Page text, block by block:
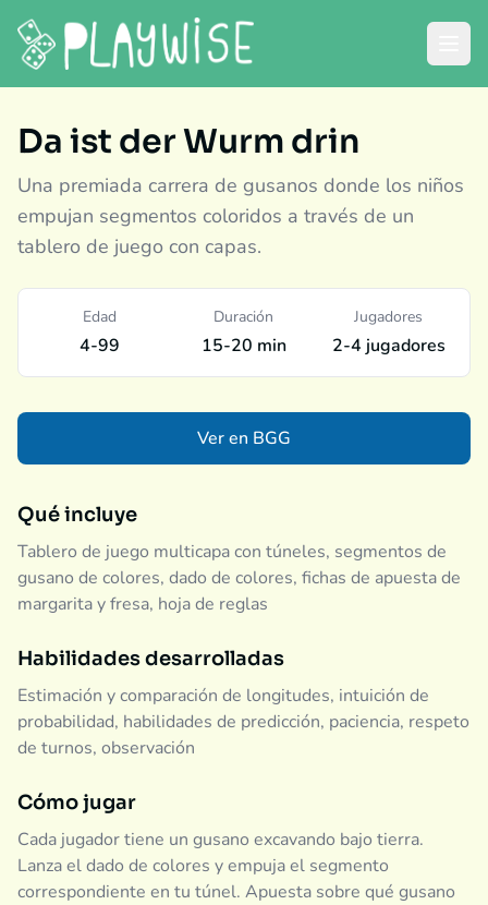
Da ist der Wurm drin
Una premiada carrera de gusanos donde los niños
empujan segmentos coloridos a través de un
tablero de juego con capas.
Edad
4-99
Duración
15-20 min
Jugadores
2-4 jugadores
Ver en BGG
Qué incluye
Tablero de juego multicapa con túneles, segmentos de
gusano de colores, dado de colores, fichas de apuesta de
margarita y fresa, hoja de reglas
Habilidades desarrolladas
Estimación y comparación de longitudes, intuición de
probabilidad, habilidades de predicción, paciencia, respeto
de turnos, observación
Cómo jugar
Cada jugador tiene un gusano excavando bajo tierra.
Lanza el dado de colores y empuja el segmento
correspondiente en tu túnel. Apuesta sobre qué gusano